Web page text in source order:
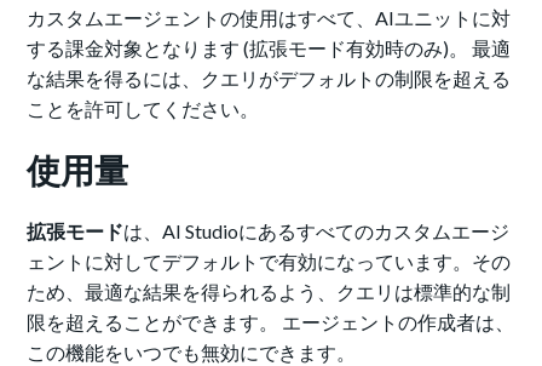
カスタムエージェントの使用はすべて、AIユニットに対
する課金対象となります (拡張モード有効時のみ)。 最適
な結果を得るには、クエリがデフォルトの制限を超える
ことを許可してください。
使用量
拡張モードは、AI Studioにあるすべてのカスタムエージ
ェントに対してデフォルトで有効になっています。その
ため、最適な結果を得られるよう、クエリは標準的な制
限を超えることができます。 エージェントの作成者は、
この機能をいつでも無効にできます。